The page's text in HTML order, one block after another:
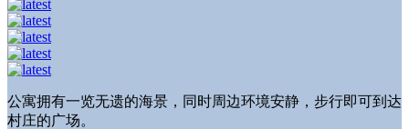
公寓拥有一览无遗的海景，同时周边环境安静，步行即可到达
村庄的广场。